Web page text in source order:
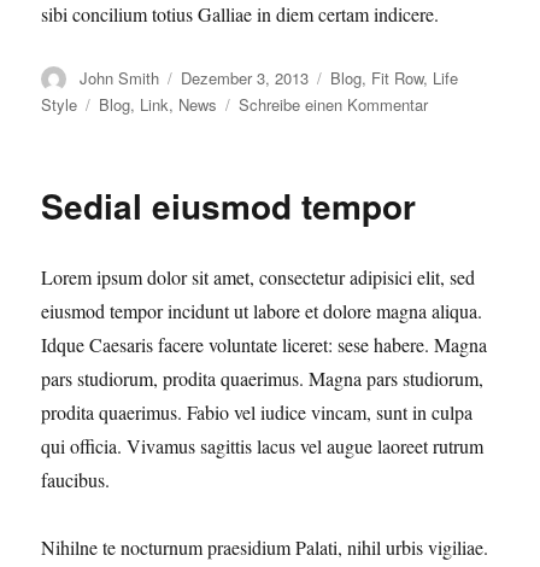
sibi concilium totius Galliae in diem certam indicere.
Autor
John Smith
Veröffentlicht
am
Dezember 3, 2013 Kategorien
Blog, Fit Row, Life
Style
Schlagwörter
Blog, Link, News Schreibe einen Kommentarzu
Sedial eiusmod tempor
Lorem ipsum dolor sit amet, consectetur adipisici elit, sed
eiusmod tempor incidunt ut labore et dolore magna aliqua.
Idque Caesaris facere voluntate liceret: sese habere. Magna
pars studiorum, prodita quaerimus. Magna pars studiorum,
prodita quaerimus. Fabio vel iudice vincam, sunt in culpa
qui officia. Vivamus sagittis lacus vel augue laoreet rutrum
faucibus.
Nihilne te nocturnum praesidium Palati, nihil urbis vigiliae.